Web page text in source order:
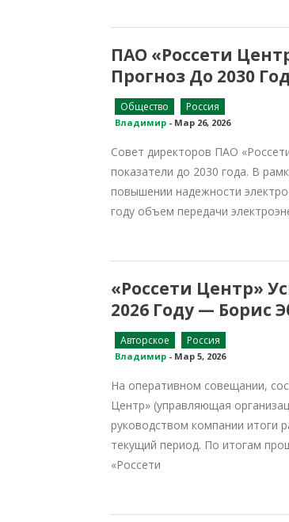
ПАО «Россети
Прогноз До 2030
Общество Россия
Владимир - Мар 26, 2026
Совет директоров ПАО
показатели до 2030 года. В
повышении надежности
году объем передачи
«Россети Центр»
2026 Году — Борис
Авторское Россия
Владимир - Мар 5, 2026
На оперативном совещании,
Центр» (управляющая
руководством компании итоги
текущий период. По итогам
«Россети